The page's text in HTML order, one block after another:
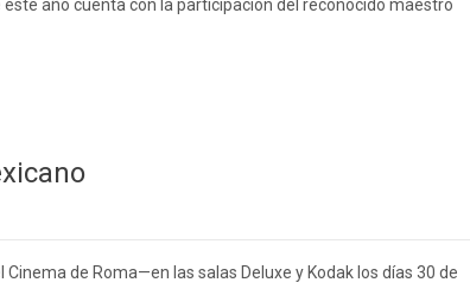
este año cuenta con la participación del reconocido maestro
Cinema de Roma—en las salas Deluxe y Kodak los días 30 de